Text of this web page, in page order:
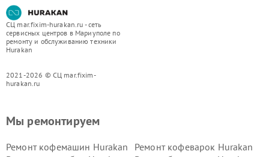
СЦ mar.fixim-hurakan.ru - сеть
сервисных центров в Мариуполе по
ремонту и обслуживанию техники
Hurakan
2021-2026 © СЦ mar.fixim-
hurakan.ru
Мы ремонтируем
Ремонт кофемашин Hurakan
Ремонт кофеварок Hurakan